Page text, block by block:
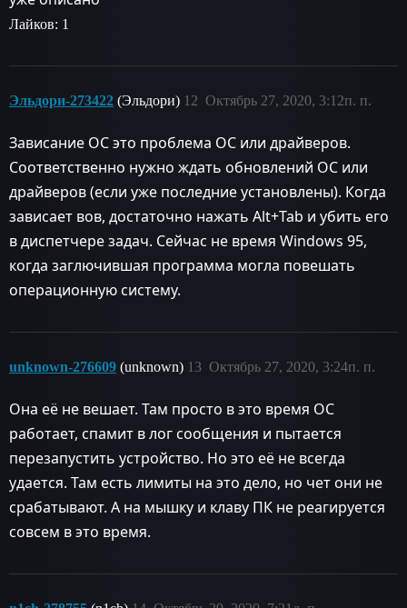
Лайков: 1
Эльдори-273422 (Эльдори) Октябрь 27, 2020, 3:12п. п.
12
Зависание ОС это проблема ОС или драйверов.
Соответственно нужно ждать обновлений ОС или
драйверов (если уже последние установлены). Когда
зависает вов, достаточно нажать Alt+Tab и убить его
в диспетчере задач. Сейчас не время Windows 95,
когда заглючившая программа могла повешать
операционную систему.
unknown-276609 (unknown) Октябрь 27, 2020, 3:24п. п.
13
Она её не вешает. Там просто в это время ОС
работает, спамит в лог сообщения и пытается
перезапустить устройство. Но это её не всегда
удается. Там есть лимиты на это дело, но чет они не
срабатывают. А на мышку и клаву ПК не реагируется
совсем в это время.